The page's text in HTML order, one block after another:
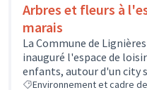
Arbres et fleurs à
marais
La Commune de
inauguré l'espace de
enfants, autour d'un city
Environnement et cadre